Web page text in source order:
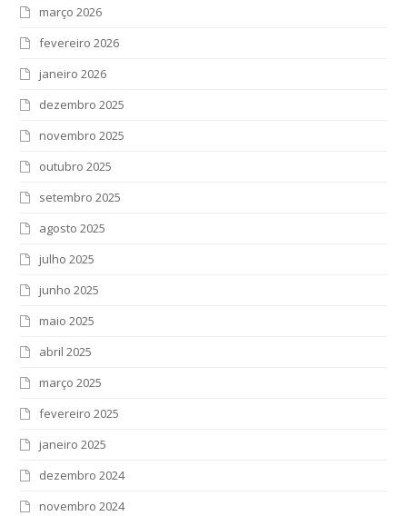
março 2026
fevereiro 2026
janeiro 2026
dezembro 2025
novembro 2025
outubro 2025
setembro 2025
agosto 2025
julho 2025
junho 2025
maio 2025
abril 2025
março 2025
fevereiro 2025
janeiro 2025
dezembro 2024
novembro 2024